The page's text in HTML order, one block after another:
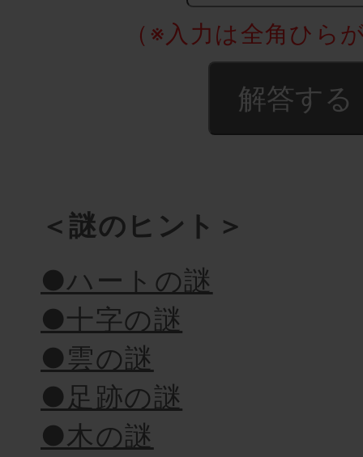
（※入力は全角ひ
＜謎のヒント＞
●ハートの謎
●十字の謎
●雲の謎
●足跡の謎
●木の謎